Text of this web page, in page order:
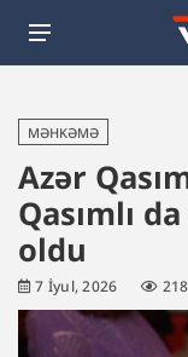
MƏHKƏMƏ
Azər
Qasımlı
oldu
7 İyul, 2026 218